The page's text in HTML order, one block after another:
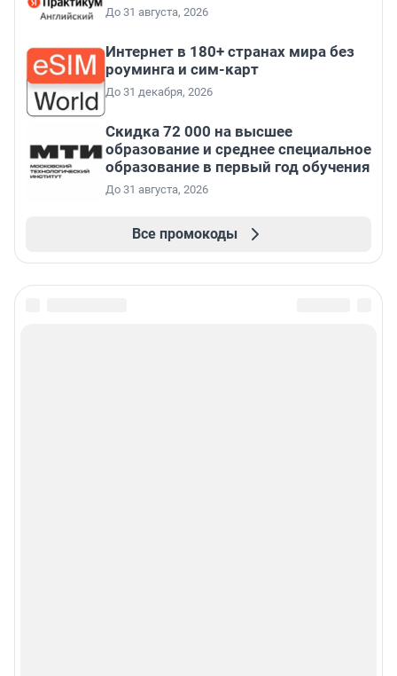
До 31 августа, 2026
Интернет в 180+ странах мира без
роуминга и сим-карт
До 31 декабря, 2026
Скидка 72 000 на высшее
образование и среднее специальное
образование в первый год обучения
До 31 августа, 2026
Все промокоды